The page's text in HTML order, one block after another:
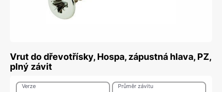
Vrut do dřevotřísky, Hospa, zápustná hlava, PZ,
plný závit
Verze Průměr závitu